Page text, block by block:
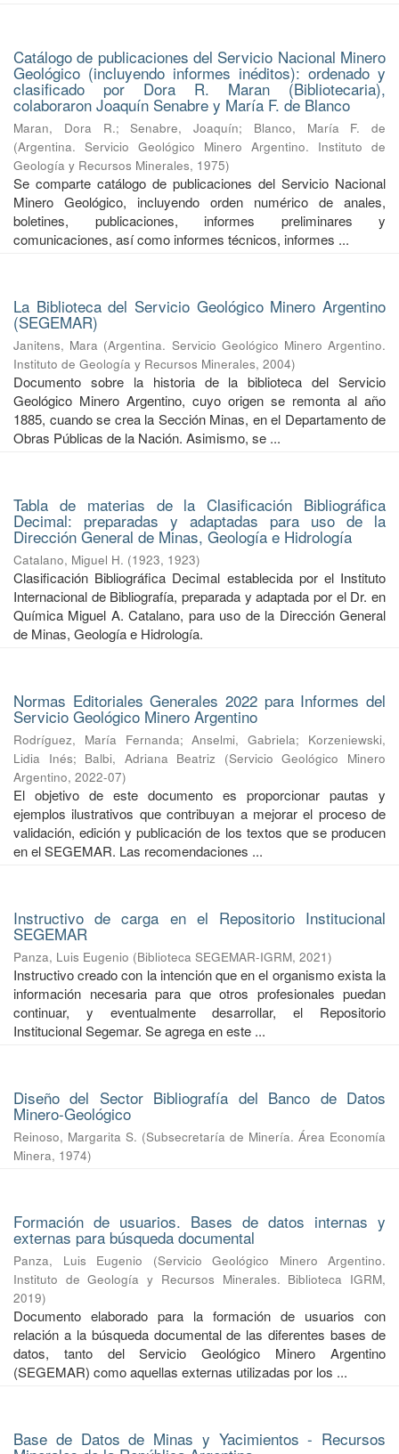
Catálogo de publicaciones del Servicio Nacional Minero
Geológico (incluyendo informes inéditos): ordenado y
clasificado por Dora R. Maran (Bibliotecaria),
colaboraron Joaquín Senabre y María F. de Blanco
Maran, Dora R.;Senabre, Joaquín; Blanco, María F. de
(Argentina. Servicio Geológico Minero Argentino. Instituto de
Geología y Recursos Minerales, 1975)
Se comparte catálogo de publicaciones del Servicio Nacional
Minero Geológico, incluyendo orden numérico de anales,
boletines, publicaciones, informes preliminares y
comunicaciones, así como informes técnicos, informes ...
La Biblioteca del Servicio Geológico Minero Argentino
(SEGEMAR)
Janitens, Mara (Argentina. Servicio Geológico Minero Argentino.
Instituto de Geología y Recursos Minerales, 2004)
Documento sobre la historia de la biblioteca del Servicio
Geológico Minero Argentino, cuyo origen se remonta al año
1885, cuando se crea la Sección Minas, en el Departamento de
Obras Públicas de la Nación. Asimismo, se ...
Tabla de materias de la Clasificación Bibliográfica
Decimal: preparadas y adaptadas para uso de la
Dirección General de Minas, Geología e Hidrología
Catalano, Miguel H. (1923, 1923)
Clasificación Bibliográfica Decimal establecida por el Instituto
Internacional de Bibliografía, preparada y adaptada por el Dr. en
Química Miguel A. Catalano, para uso de la Dirección General
de Minas, Geología e Hidrología.
Normas Editoriales Generales 2022 para Informes del
Servicio Geológico Minero Argentino
Rodríguez, María Fernanda;Anselmi, Gabriela; Korzeniewski,
Lidia Inés; Balbi, Adriana Beatriz (Servicio Geológico Minero
Argentino, 2022-07)
El objetivo de este documento es proporcionar pautas y
ejemplos ilustrativos que contribuyan a mejorar el proceso de
validación, edición y publicación de los textos que se producen
en el SEGEMAR. Las recomendaciones ...
Instructivo de carga en el Repositorio Institucional
SEGEMAR
Panza, Luis Eugenio (Biblioteca SEGEMAR-IGRM, 2021)
Instructivo creado con la intención que en el organismo exista la
información necesaria para que otros profesionales puedan
continuar, y eventualmente desarrollar, el Repositorio
Institucional Segemar. Se agrega en este ...
Diseño del Sector Bibliografía del Banco de Datos
Minero-Geológico
Reinoso, Margarita S. (Subsecretaría de Minería. Área Economía
Minera, 1974)
Formación de usuarios. Bases de datos internas y
externas para búsqueda documental
Panza, Luis Eugenio (Servicio Geológico Minero Argentino.
Instituto de Geología y Recursos Minerales. Biblioteca IGRM,
2019)
Documento elaborado para la formación de usuarios con
relación a la búsqueda documental de las diferentes bases de
datos, tanto del Servicio Geológico Minero Argentino
(SEGEMAR) como aquellas externas utilizadas por los ...
Base de Datos de Minas y Yacimientos - Recursos